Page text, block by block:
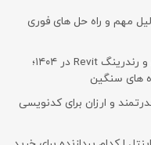
شما ناگهان کند می شود؟ ۷ دلیل مهم و راه حل های فوری
راهنمای خرید لپ تاپ مخصوص معماری و رندرینگ Revit در ۱۴۰۴؛
های سنگین
نویسی اقتصادی | ۱۰ مدل قدرتمند و ارزان برای کدنویسی